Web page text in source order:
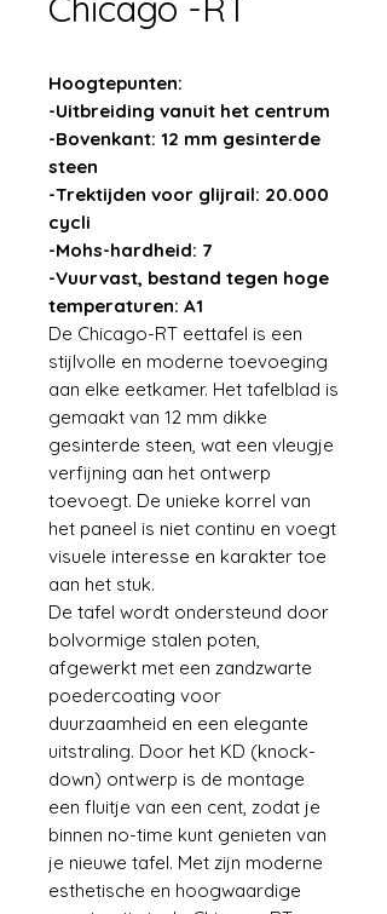
Hoogtepunten:
-Uitbreiding vanuit het centrum
-Bovenkant: 12 mm gesinterde
steen
-Trektijden voor glijrail: 20.000
cycli
-Mohs-hardheid: 7
-Vuurvast, bestand tegen hoge
temperaturen: A1
De Chicago-RT eettafel is een
stijlvolle en moderne toevoeging
aan elke eetkamer. Het tafelblad is
gemaakt van 12 mm dikke
gesinterde steen, wat een vleugje
verfijning aan het ontwerp
toevoegt. De unieke korrel van
het paneel is niet continu en voegt
visuele interesse en karakter toe
aan het stuk.
De tafel wordt ondersteund door
bolvormige stalen poten,
afgewerkt met een zandzwarte
poedercoating voor
duurzaamheid en een elegante
uitstraling. Door het KD (knock-
down) ontwerp is de montage
een fluitje van een cent, zodat je
binnen no-time kunt genieten van
je nieuwe tafel. Met zijn moderne
esthetische en hoogwaardige